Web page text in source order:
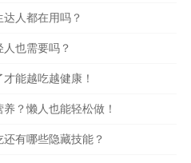
人都在用吗？
也需要吗？
能越吃越健康！
？懒人也能轻松做！
有哪些隐藏技能？